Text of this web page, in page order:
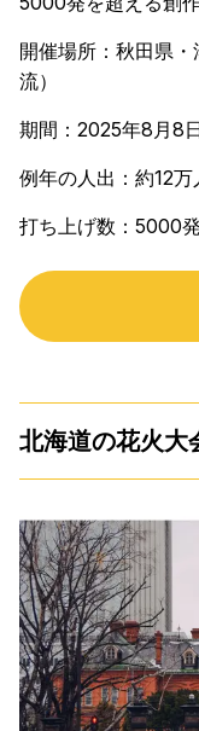
開催場所：秋田県
流）
期間：2025年8月8
例年の人出：約12万
打ち上げ数：5000発
北海道の花火大